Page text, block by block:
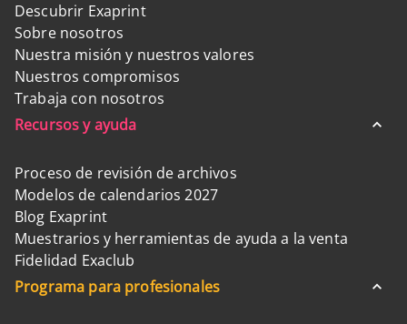
Descubrir Exaprint
Sobre nosotros
Nuestra misión y nuestros valores
Nuestros compromisos
Trabaja con nosotros
Recursos y ayuda
Proceso de revisión de archivos
Modelos de calendarios 2027
Blog Exaprint
Muestrarios y herramientas de ayuda a la venta
Fidelidad Exaclub
Programa para profesionales